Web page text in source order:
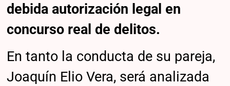
debida autorización legal en
concurso real de delitos.
En tanto la conducta de su pareja,
Joaquín Elio Vera, será analizada